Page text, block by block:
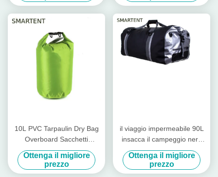
10L PVC Tarpaulin Dry Bag
Overboard Sacchetti
impermeabili Kayaking
Canoeing Nuoto Immersione
Ottenga il migliore
prezzo
il viaggio impermeabile 90L
insacca il campeggio nero
d'argento delle borse di tela
di viaggio
Ottenga il migliore
prezzo